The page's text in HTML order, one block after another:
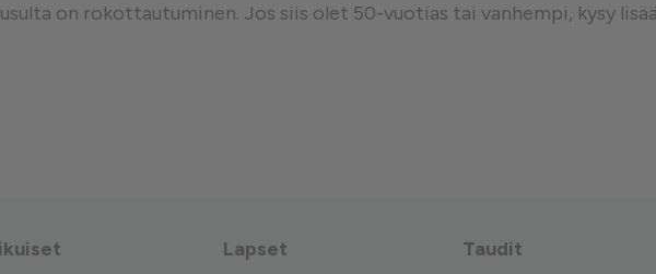
on rokottautuminen. Jos siis olet 50-vuotias tai vanhempi, kysy
Lapset
Taudit